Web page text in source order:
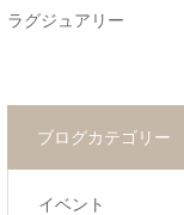
ラグジュアリー
ブログカテゴリー
イベント